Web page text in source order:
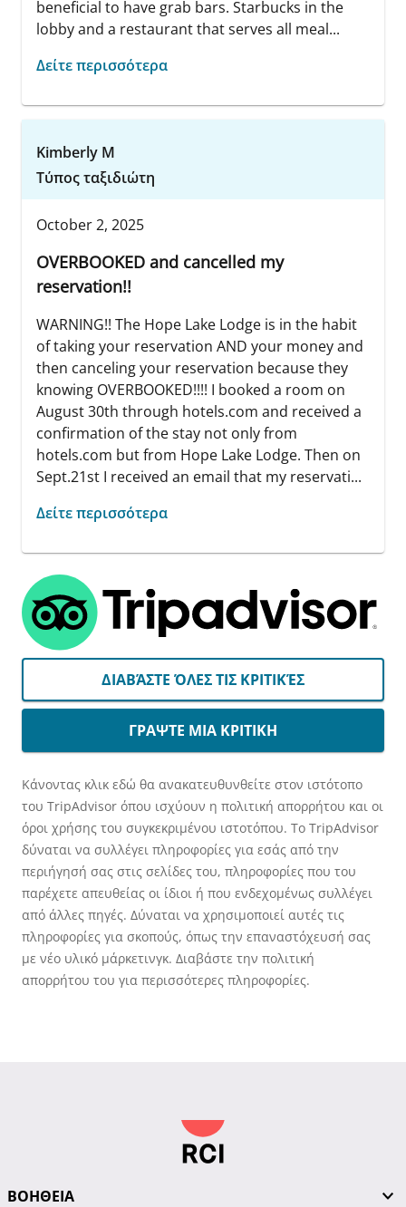
beneficial to have grab bars. Starbucks in the
lobby and a restaurant that serves all meal...
Δείτε περισσότερα
Kimberly M
Τύπος ταξιδιώτη
October 2, 2025
OVERBOOKED and cancelled my
reservation!!
WARNING!! The Hope Lake Lodge is in the habit
of taking your reservation AND your money and
then canceling your reservation because they
knowing OVERBOOKED!!!! I booked a room on
August 30th through hotels.com and received a
confirmation of the stay not only from
hotels.com but from Hope Lake Lodge. Then on
Sept.21st I received an email that my reservati...
Δείτε περισσότερα
ΔΙΑΒΆΣΤΕ ΌΛΕΣ ΤΙΣ ΚΡΙΤΙΚΈΣ
ΓΡΑΨΤΕ ΜΙΑ ΚΡΙΤΙΚΗ
Κάνοντας κλικ εδώ θα ανακατευθυνθείτε στον ιστότοπο
του TripAdvisor όπου ισχύουν η πολιτική απορρήτου και οι
όροι χρήσης του συγκεκριμένου ιστοτόπου. Το TripAdvisor
δύναται να συλλέγει πληροφορίες για εσάς από την
περιήγησή σας στις σελίδες του, πληροφορίες που του
παρέχετε απευθείας οι ίδιοι ή που ενδεχομένως συλλέγει
από άλλες πηγές. Δύναται να χρησιμοποιεί αυτές τις
πληροφορίες για σκοπούς, όπως την επαναστόχευσή σας
με νέο υλικό μάρκετινγκ. Διαβάστε την πολιτική
απορρήτου του για περισσότερες πληροφορίες.
ΒΟΗΘΕΙΑ